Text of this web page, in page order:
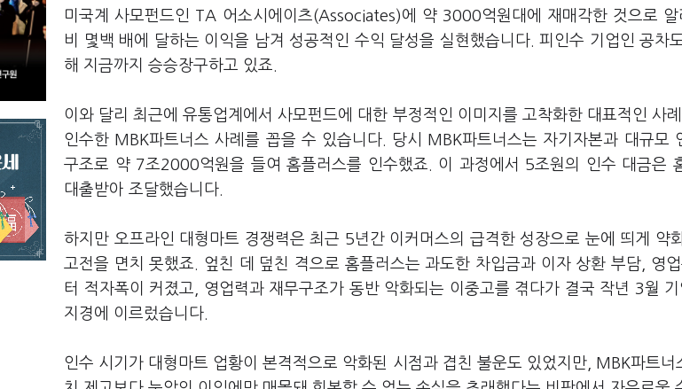
미국계 사모펀드인 TA 어소시에이츠(Associates)에 약 3000억원대에 재매각한 것으로 알
비 몇백 배에 달하는 이익을 남겨 성공적인 수익 달성을 실현했습니다. 피인수 기업인 공차
해 지금까지 승승장구하고 있죠.
이와 달리 최근에 유통업계에서 사모펀드에 대한 부정적인 이미지를 고착화한 대표적인 사
인수한 MBK파트너스 사례를 꼽을 수 있습니다. 당시 MBK파트너스는 자기자본과 대규모
구조로 약 7조2000억원을 들여 홈플러스를 인수했죠. 이 과정에서 5조원의 인수 대금은
대출받아 조달했습니다.
하지만 오프라인 대형마트 경쟁력은 최근 5년간 이커머스의 급격한 성장으로 눈에 띄게 약
고전을 면치 못했죠. 엎친 데 덮친 격으로 홈플러스는 과도한 차입금과 이자 상환 부담, 영
터 적자폭이 커졌고, 영업력과 재무구조가 동반 악화되는 이중고를 겪다가 결국 작년 3월
지경에 이르렀습니다.
인수 시기가 대형마트 업황이 본격적으로 악화된 시점과 겹친 불운도 있었지만, MBK파트너